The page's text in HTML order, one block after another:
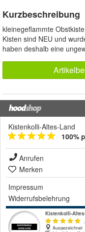
Kurzbeschreibung
kleinegeflammte
Kisten sind NEU und
haben deshalb eine
Kistenkolli-Altes-Land
100%
Anrufen
Merken
Impressum
Widerrufsbelehrung